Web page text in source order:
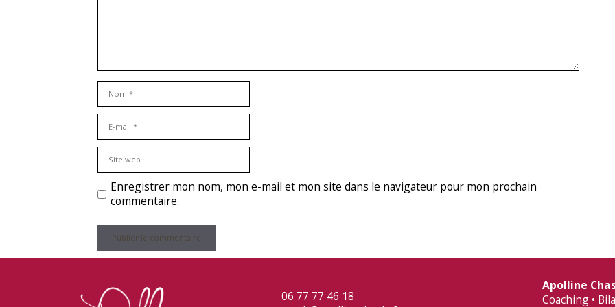
Enregistrer mon nom, mon e-mail et mon site dans le navigateur pour mon prochain
commentaire.
06 77 77 46 18‬
Apolline
Coaching •